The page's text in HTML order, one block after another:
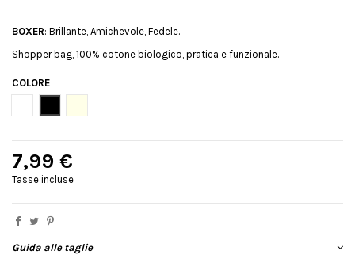
BOXER: Brillante, Amichevole, Fedele.
Shopper bag, 100% cotone biologico, pratica e funzionale.
COLORE
7,99 €
Tasse incluse
Guida alle taglie